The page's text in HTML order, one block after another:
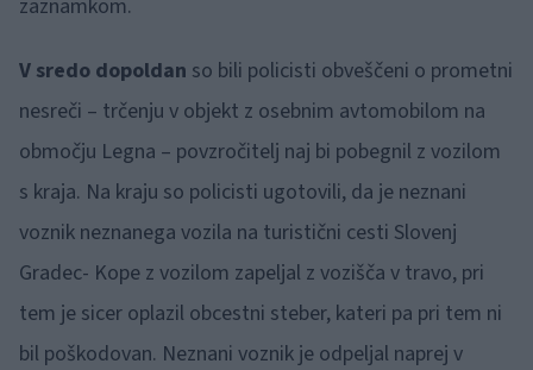
zaznamkom.
V sredo dopoldan so bili policisti obveščeni o prometni
nesreči – trčenju v objekt z osebnim avtomobilom na
območju Legna – povzročitelj naj bi pobegnil z vozilom
s kraja. Na kraju so policisti ugotovili, da je neznani
voznik neznanega vozila na turistični cesti Slovenj
Gradec- Kope z vozilom zapeljal z vozišča v travo, pri
tem je sicer oplazil obcestni steber, kateri pa pri tem ni
bil poškodovan. Neznani voznik je odpeljal naprej v